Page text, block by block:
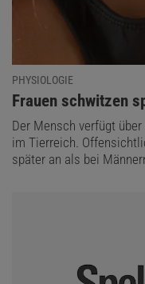
PHYSIOLOGIE
:
Frauen schwitzen
Der Mensch verfügt
im Tierreich.
später an als bei